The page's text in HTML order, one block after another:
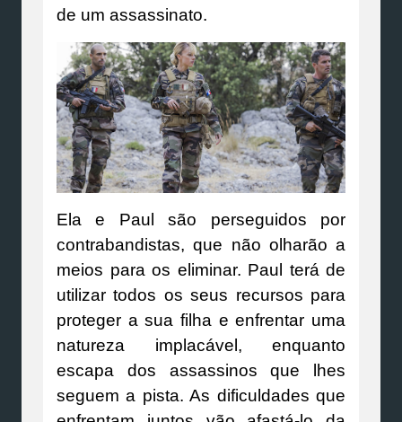
de um assassinato.
Ela e Paul são perseguidos por
contrabandistas, que não olharão a
meios para os eliminar. Paul terá de
utilizar todos os seus recursos para
proteger a sua filha e enfrentar uma
natureza implacável, enquanto
escapa dos assassinos que lhes
seguem a pista. As dificuldades que